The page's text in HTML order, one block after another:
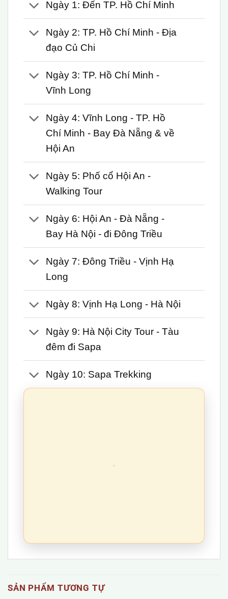
Ngày 1: Đến TP. Hồ Chí Minh
Ngày 2: TP. Hồ Chí Minh - Địa
đạo Củ Chi
Ngày 3: TP. Hồ Chí Minh -
Vĩnh Long
Ngày 4: Vĩnh Long - TP. Hồ
Chí Minh - Bay Đà Nẵng & về
Hội An
Ngày 5: Phố cổ Hội An -
Walking Tour
Ngày 6: Hội An - Đà Nẵng -
Bay Hà Nội - đi Đông Triều
Ngày 7: Đông Triều - Vịnh Hạ
Long
Ngày 8: Vịnh Hạ Long - Hà Nội
Ngày 9: Hà Nội City Tour - Tàu
đêm đi Sapa
Ngày 10: Sapa Trekking
SẢN PHẨM TƯƠNG TỰ